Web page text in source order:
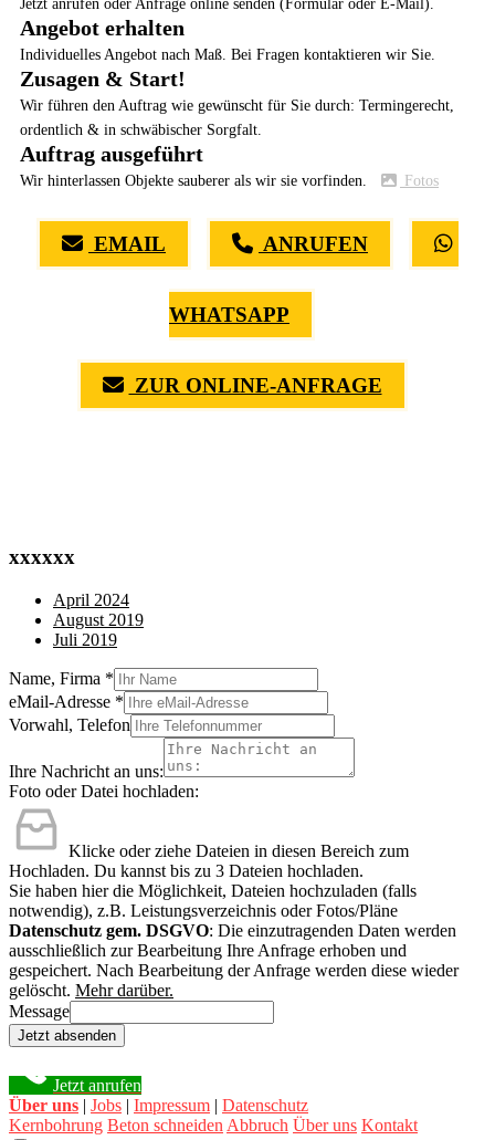
Jetzt anrufen oder Anfrage online senden (Formular oder E-Mail).
Angebot erhalten
Individuelles Angebot nach Maß. Bei Fragen kontaktieren wir Sie.
Zusagen & Start!
Wir führen den Auftrag wie gewünscht für Sie durch: Termingerecht,
ordentlich & in schwäbischer Sorgfalt.
Auftrag ausgeführt
Wir hinterlassen Objekte sauberer als wir sie vorfinden. Fotos
EMAIL ANRUFEN
WHATSAPP
ZUR ONLINE-ANFRAGE
xxxxxx
April 2024
August 2019
Juli 2019
Name, Firma *
eMail-Adresse *
Vorwahl, Telefon
Ihre Nachricht an uns:
Foto oder Datei hochladen:
Klicke oder ziehe Dateien in diesen Bereich zum
Hochladen. Du kannst bis zu 3 Dateien hochladen.
Sie haben hier die Möglichkeit, Dateien hochzuladen (falls
notwendig), z.B. Leistungsverzeichnis oder Fotos/Pläne
Datenschutz gem. DSGVO: Die einzutragenden Daten werden
ausschließlich zur Bearbeitung Ihre Anfrage erhoben und
gespeichert. Nach Bearbeitung der Anfrage werden diese wieder
gelöscht. Mehr darüber.
Message
Jetzt absenden
Jetzt anrufen
Über uns | Jobs | Impressum | Datenschutz
Kernbohrung Beton schneiden Abbruch Über uns Kontakt